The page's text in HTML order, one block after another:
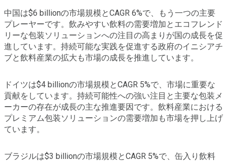
中国は$6 billionの市場規模とCAGR 6%で、もう一つの主要
プレーヤーです。飲みやすい飲料の需要増加とエコフレンド
リーな包装ソリューションへの注目の高まりが国の成長を促
進しています。持続可能な実践を促進する政府のイニシアチ
ブと飲料産業の拡大も市場の成長を推進しています。
ドイツは$4 billionの市場規模とCAGR 5%で、市場に重要な
貢献をしています。持続可能性への強い注目と主要な包装メ
ーカーの存在が成長の主な推進要因です。飲料産業における
プレミアム包装ソリューションの需要増加も市場を押し上げ
ています。
ブラジルは$3 billionの市場規模とCAGR 5%で、缶入り飲料